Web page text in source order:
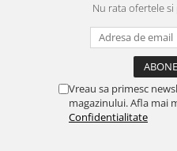
Nu rata ofertele
Vreau sa primesc
magazinului. Afla mai
Confidentialitate